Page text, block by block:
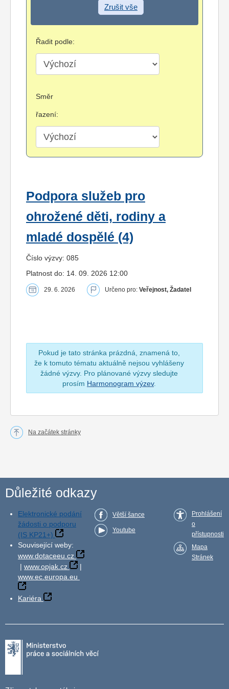
Zrušit vše
Řadit podle:
Směr
řazení:
Podpora služeb pro
ohrožené děti, rodiny a
mladé dospělé (4)
Číslo výzvy: 085
Platnost do: 14. 09. 2026 12:00
29. 6. 2026 Určeno pro: Veřejnost, Žadatel
Pokud je tato stránka prázdná, znamená to,
že k tomuto tématu aktuálně nejsou vyhlášeny
žádné výzvy. Pro plánované výzvy sledujte
prosím Harmonogram výzev.
Na začátek stránky
Důležité odkazy
Elektronické podání
žádosti o podporu
(IS KP21+)
Související weby:
www.dotaceeu.cz
| www.opjak.cz
|
www.ec.europa.eu
Kariéra
Větší šance
Youtube
Prohlášení
o
přístupnosti
Mapa
Stránek